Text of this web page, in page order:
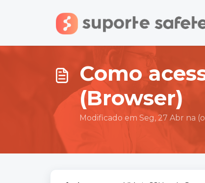
Como
(Browser)
Modificado em Seg, 27 Abr na